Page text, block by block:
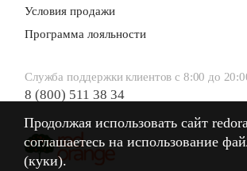
Условия продажи
Программа лояльности
Служба поддержки клиентов с 8:00 до
8 (800) 511 38 34
Продолжая использовать сайт
соглашаетесь на использование
(куки).
Продолжая использовать сайт
соглашаетесь на использование
(куки).